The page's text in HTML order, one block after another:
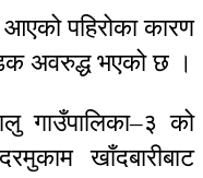
पहिरोका कारण
अवरुद्ध भएको छ ।
गाउँपालिका–३ को
खाँदबारीबाट